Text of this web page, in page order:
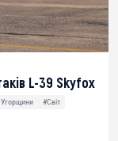
L-39 Skyfox
#Світ